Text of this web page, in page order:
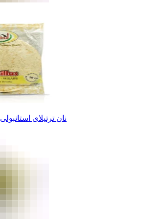
نان ترتیلای استانبولی 30 سانتی‌متری - 6 عدد